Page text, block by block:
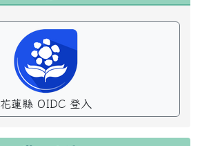
花蓮縣 OIDC 登入